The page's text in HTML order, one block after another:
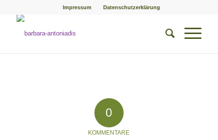
Impressum Datenschutzerklärung
0
KOMMENTARE